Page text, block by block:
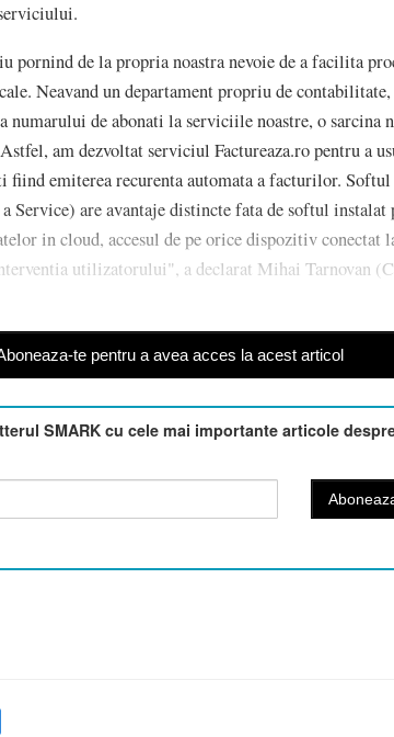
pornind de la propria noastra nevoie de a facilita
Neavand un departament propriu de
numarului de abonati la serviciile noastre, o sarcina
am dezvoltat serviciul Factureaza.ro pentru a
emiterea recurenta automata a facturilor.
Service) are avantaje distincte fata de softul instalat
in cloud, accesul de pe orice dispozitiv conectat
utilizatorului", a declarat Mihai Tarnovan
te pentru a avea acces la acest articol
SMARK cu cele mai importante articole